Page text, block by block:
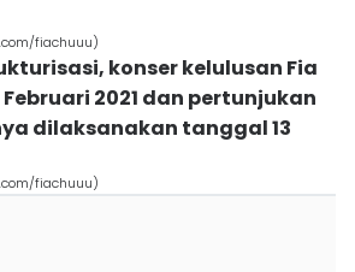
fiachuuu)
konser kelulusan Fia
2021 dan pertunjukan
dilaksanakan tanggal 13
fiachuuu)